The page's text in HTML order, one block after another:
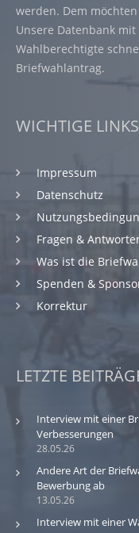
werden. Dem
Unsere Datenbank
Wahlberechtigte
Briefwahlantrag.
WICHTIGE LINKS
Impressum
Datenschutz
Fragen &
Was ist die
Spenden &
Korrektur
LETZTE
28.05.26
Interview mit einer
Verbesserungen
13.05.26
Andere Art der
Bewerbung ab
Interview mit einer